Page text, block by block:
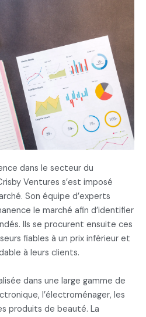
dans le secteur du
Ventures s’est imposé
Son équipe d’experts
le marché afin d’identifier
Ils se procurent ensuite ces
fiables à un prix inférieur et
à leurs clients.
dans une large gamme de
l’électroménager, les
produits de beauté. La